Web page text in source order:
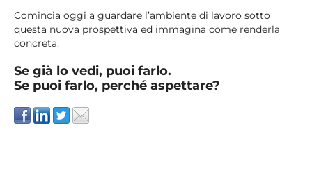
Comincia oggi a guardare l’ambiente di lavoro sotto
questa nuova prospettiva ed immagina come renderla
concreta.
Se già lo vedi, puoi farlo.
Se puoi farlo, perché aspettare?